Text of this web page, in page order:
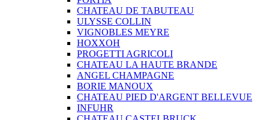
CHATEAU DE TABUTEAU
ULYSSE COLLIN
VIGNOBLES MEYRE
HOXXOH
PROGETTI AGRICOLI
CHATEAU LA HAUTE BRANDE
ANGEL CHAMPAGNE
BORIE MANOUX
CHATEAU PIED D'ARGENT BELLEVUE
INFUHR